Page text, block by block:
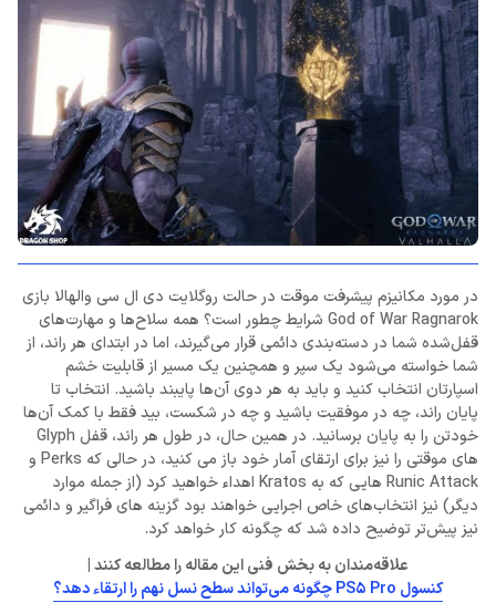
در مورد مکانیزم پیشرفت موقت در حالت روگلایت دی ال سی والهالا بازی
God of War Ragnarok شرایط چطور است؟ همه سلاح‌ها و مهارت‌های
قفل‌شده شما در دسته‌بندی دائمی قرار می‌گیرند، اما در ابتدای هر راند، از
شما خواسته می‌شود یک سپر و همچنین یک مسیر از قابلیت خشم
اسپارتان انتخاب کنید و باید به هر دوی آن‌ها پایبند باشید. انتخاب تا
پایان راند، چه در موفقیت باشید و چه در شکست، بید فقط با کمک آن‌ها
خودتن را به پایان برسانید. در همین حال، در طول هر راند، قفل Glyph
های موقتی را نیز برای ارتقای آمار خود باز می کنید، در حالی که Perks و
Runic Attack هایی که به Kratos اهداء خواهید کرد (از جمله موارد
دیگر) نیز انتخاب‌های خاص اجرایی خواهند بود گزینه های فراگیر و دائمی
نیز پیش‌تر توضیح داده شد که چگونه کار خواهد کرد.
علاقه‌مندان به بخش فنی این مقاله را مطالعه کنند |
کنسول PS5 Pro چگونه می‌تواند سطح نسل نهم را ارتقاء دهد؟